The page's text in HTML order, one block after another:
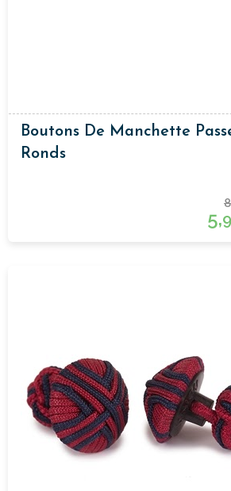
Boutons De Manchette
Ronds
5,